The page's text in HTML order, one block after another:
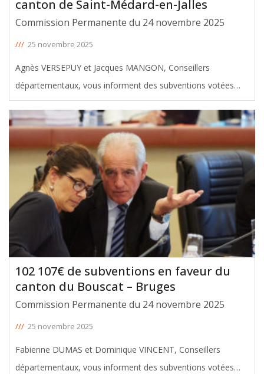
canton de Saint-Médard-en-Jalles
Commission Permanente du 24 novembre 2025
/// 25 novembre 2025
Agnès VERSEPUY et Jacques MANGON, Conseillers
départementaux, vous informent des subventions votées
avec leur soutien en faveur du canton de Saint-Médard-en-
Jalles, lors de la Commission permanente du 24 novembre
2025. Le montant total de ces[ … ]
102 107€ de subventions en faveur du
canton du Bouscat – Bruges
Commission Permanente du 24 novembre 2025
/// 25 novembre 2025
Fabienne DUMAS et Dominique VINCENT, Conseillers
départementaux, vous informent des subventions votées